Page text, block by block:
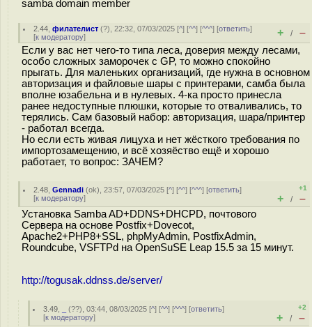
samba domain member
2.44 ,филателист (?), 22:32, 07/03/2025 [^] [^^] [^^^] [ответить]
[к модератору] + / –
Если у вас нет чего-то типа леса, доверия между лесами,
особо сложных заморочек с GP, то можно спокойно
прыгать. Для маленьких организаций, где нужна в основном
авторизация и файловые шары с принтерами, самба была
вполне юзабельна и в нулевых. 4-ка просто принесла
ранее недоступные плюшки, которые то отваливались, то
терялись. Сам базовый набор: авторизация, шара/принтер
- работал всегда.
Но если есть живая лицуха и нет жёсткого требования по
импортозамещению, и всё хозяёство ещё и хорошо
работает, то вопрос: ЗАЧЕМ?
2.48 ,Gennadi (ok), 23:57, 07/03/2025 [^] [^^] [^^^] [ответить]
[к модератору]
+1
+ / –
Установка Samba AD+DDNS+DHCPD, почтового
Сервера на основе Postfix+Dovecot,
Apache2+PHP8+SSL, phpMyAdmin, PostfixAdmin,
Roundcube, VSFTPd на OpenSuSE Leap 15.5 за 15 минут.
http://togusak.ddnss.de/server/
3.49 (??), 03:44, 08/03/2025 [^] [^^] [^^^] [ответить]
[к модератору]
+2
+ / –